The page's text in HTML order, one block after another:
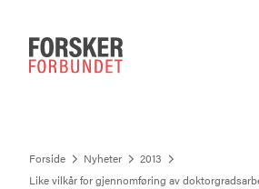
Forside Nyheter
2013
Like vilkår for gjennomføring av